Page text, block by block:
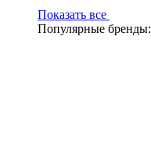
Показать все
Популярные бренды: